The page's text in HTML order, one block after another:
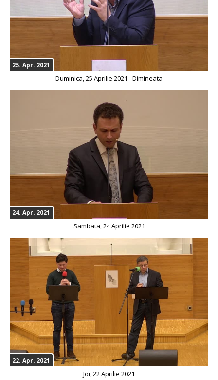
25. Apr. 2021
Duminica, 25 Aprilie 2021 - Dimineata
24. Apr. 2021
Sambata, 24 Aprilie 2021
22. Apr. 2021
Joi, 22 Aprilie 2021